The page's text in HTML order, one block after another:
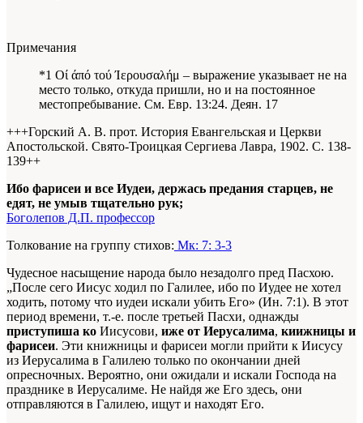
Примечания
*1 Οί άπό τού Ίερουσαλήμ – выражение указывает не на
место только, откуда пришли, но и на постоянное
местопребывание. См. Евр. 13:24. Деян. 17
+++Горский А. В. прот. История Евангельская и Церкви
Апостольской. Свято-Троицкая Сергиева Лавра, 1902. С. 138-
139++
Ибо фарисеи и все Иудеи, держась предания старцев, не
едят, не умыв тщательно рук;
Боголепов Д.П. профессор
Толкование на группу стихов: Мк: 7: 3-3
Чудесное насыщение народа было незадолго пред Пасхою.
„После сего Иисус ходил по Галилее, ибо по Иудее не хотел
ходить, потому что иудеи искали убить Его» (Ин. 7:1). В этот
период времени, т.-е. после третьей Пасхи, однажды
приступиша ко Иисусови, иже от Иерусалима, киижницы и
фарисеи. Эти книжницы и фарисеи могли прийти к Иисусу
из Иерусалима в Галилею только по окончании дней
опресночных. Вероятно, они ожидали и искали Господа на
празднике в Иерусалиме. Не найдя же Его здесь, они
отправляются в Галилею, ищут и находят Его.